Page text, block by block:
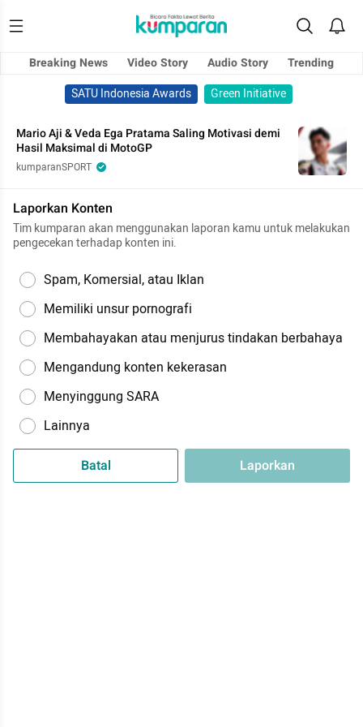
Breaking News Video Story Audio Story
Trending
SATU Indonesia Awards
Green Initiative
Mario Aji & Veda Ega Pratama Saling Motivasi demi
Hasil Maksimal di MotoGP
kumparanSPORT
Laporkan Konten
Tim kumparan akan menggunakan laporan kamu untuk melakukan
pengecekan terhadap konten ini.
Spam, Komersial, atau Iklan
Memiliki unsur pornografi
Membahayakan atau menjurus tindakan berbahaya
Mengandung konten kekerasan
Menyinggung SARA
Lainnya
Batal Laporkan